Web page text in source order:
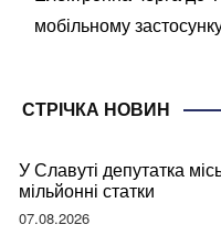
мобільному
СТРІЧКА НОВИН
У Славуті депутатка
мільйонні статки
07.08.2026